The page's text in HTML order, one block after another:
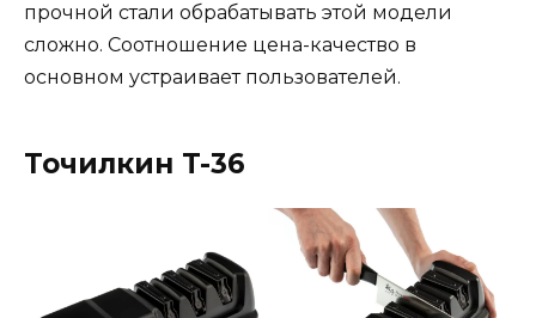
прочной стали обрабатывать этой модели
сложно. Соотношение цена-качество в
основном устраивает пользователей.
Точилкин T-36